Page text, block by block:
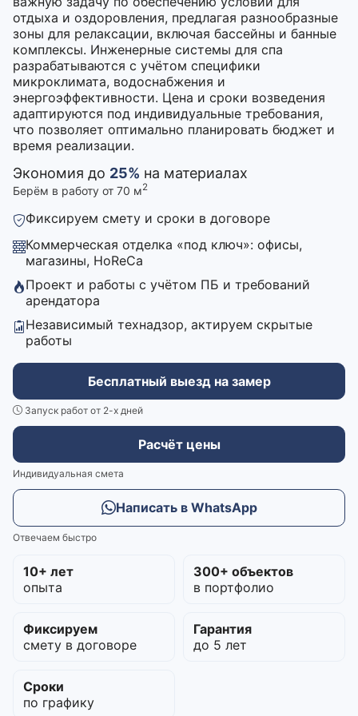
отдыха и оздоровления, предлагая разнообразные
зоны для релаксации, включая бассейны и банные
комплексы. Инженерные системы для спа
разрабатываются с учётом специфики
микроклимата, водоснабжения и
энергоэффективности. Цена и сроки возведения
адаптируются под индивидуальные требования,
что позволяет оптимально планировать бюджет и
время реализации.
Экономия до 25% на материалах
Берём в работу от 70 м2
Фиксируем смету и сроки в договоре
Коммерческая отделка «под ключ»: офисы,
магазины, HoReCa
Проект и работы с учётом ПБ и требований
арендатора
Независимый технадзор, актируем скрытые
работы
Бесплатный выезд на замер
Запуск работ от 2-х дней
Расчёт цены
Индивидуальная смета
Написать в WhatsApp
Отвечаем быстро
10+ лет
опыта
300+ объектов
в портфолио
Фиксируем
смету в договоре
Гарантия
до 5 лет
Сроки
по графику